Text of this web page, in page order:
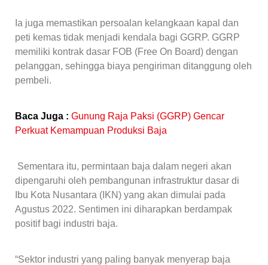
Ia juga memastikan persoalan kelangkaan kapal dan
peti kemas tidak menjadi kendala bagi GGRP. GGRP
memiliki kontrak dasar FOB (Free On Board) dengan
pelanggan, sehingga biaya pengiriman ditanggung oleh
pembeli.
Baca Juga : Gunung Raja Paksi (GGRP) Gencar
Perkuat Kemampuan Produksi Baja
Sementara itu, permintaan baja dalam negeri akan
dipengaruhi oleh pembangunan infrastruktur dasar di
Ibu Kota Nusantara (IKN) yang akan dimulai pada
Agustus 2022. Sentimen ini diharapkan berdampak
positif bagi industri baja.
“Sektor industri yang paling banyak menyerap baja